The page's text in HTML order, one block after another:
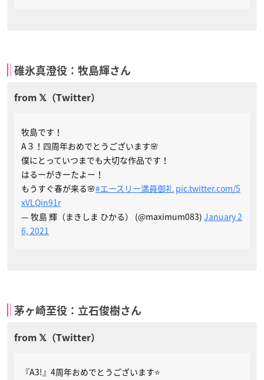
碓氷真澄役：牧島輝さん
牧島です！
A３！四周年おめでとうございます🌸
僕にとっていつまでも大切な作品です！
はるーがきーたよー！
もうすぐ春が来る🌸#エースリー満員御礼 pic.twitter.com/5
xVLQin91r
— 牧島 輝（まきしま ひかる） (@maximum083) January 2
6, 2021
茅ヶ崎至役：立石俊樹さん
『A3!』4周年おめでとうございます⭐️